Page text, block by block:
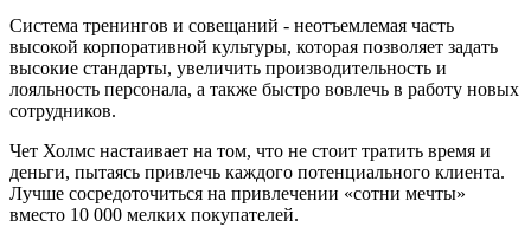
Система тренингов и совещаний - неотъемлемая часть
высокой корпоративной культуры, которая позволяет задать
высокие стандарты, увеличить производительность и
лояльность персонала, а также быстро вовлечь в работу новых
сотрудников.
Чет Холмс настаивает на том, что не стоит тратить время и
деньги, пытаясь привлечь каждого потенциального клиента.
Лучше сосредоточиться на привлечении «сотни мечты»
вместо 10 000 мелких покупателей.